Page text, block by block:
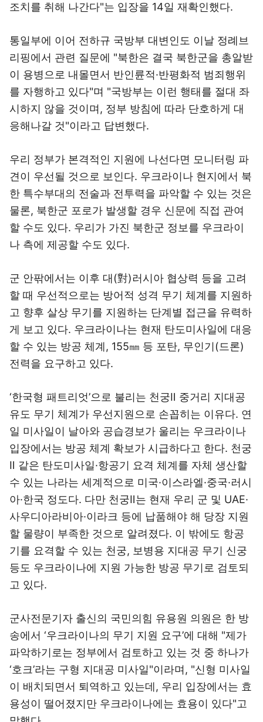
조치를 취해 나간다"는 입장을 14일 재확인했다.
통일부에 이어 전하규 국방부 대변인도 이날 정례브
리핑에서 관련 질문에 "북한은 결국 북한군을 총알받
이 용병으로 내몰면서 반인륜적·반평화적 범죄행위
를 자행하고 있다"며 "국방부는 이런 행태를 절대 좌
시하지 않을 것이며, 정부 방침에 따라 단호하게 대
응해나갈 것"이라고 답변했다.
우리 정부가 본격적인 지원에 나선다면 모니터링 파
견이 우선될 것으로 보인다. 우크라이나 현지에서 북
한 특수부대의 전술과 전투력을 파악할 수 있는 것은
물론, 북한군 포로가 발생할 경우 신문에 직접 관여
할 수도 있다. 우리가 가진 북한군 정보를 우크라이
나 측에 제공할 수도 있다.
군 안팎에서는 이후 대(對)러시아 협상력 등을 고려
할 때 우선적으로는 방어적 성격 무기 체계를 지원하
고 향후 살상 무기를 지원하는 단계별 접근을 유력하
게 보고 있다. 우크라이나는 현재 탄도미사일에 대응
할 수 있는 방공 체계, 155㎜ 등 포탄, 무인기(드론)
전력을 요구하고 있다.
‘한국형 패트리엇’으로 불리는 천궁Ⅱ 중거리 지대공
유도 무기 체계가 우선지원으로 손꼽히는 이유다. 연
일 미사일이 날아와 공습경보가 울리는 우크라이나
입장에서는 방공 체계 확보가 시급하다고 한다. 천궁
Ⅱ 같은 탄도미사일·항공기 요격 체계를 자체 생산할
수 있는 나라는 세계적으로 미국·이스라엘·중국·러시
아·한국 정도다. 다만 천궁Ⅱ는 현재 우리 군 및 UAE·
사우디아라비아·이라크 등에 납품해야 해 당장 지원
할 물량이 부족한 것으로 알려졌다. 이 밖에도 항공
기를 요격할 수 있는 천궁, 보병용 지대공 무기 신궁
등도 우크라이나에 지원 가능한 방공 무기로 검토되
고 있다.
군사전문기자 출신의 국민의힘 유용원 의원은 한 방
송에서 ‘우크라이나의 무기 지원 요구’에 대해 "제가
파악하기로는 정부에서 검토하고 있는 것 중 하나가
‘호크’라는 구형 지대공 미사일"이라며, "신형 미사일
이 배치되면서 퇴역하고 있는데, 우리 입장에서는 효
용성이 떨어졌지만 우크라이나에는 효용이 있다"고